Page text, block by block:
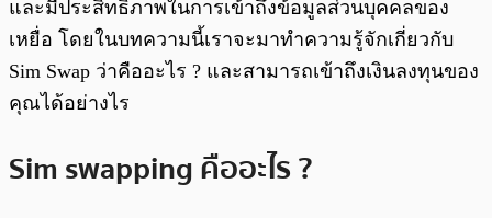
และมีประสิทธิภาพในการเข้าถึงข้อมูลส่วนบุคคลของ
เหยื่อ โดยในบทความนี้เราจะมาทำความรู้จักเกี่ยวกับ
Sim Swap ว่าคืออะไร ? และสามารถเข้าถึงเงินลงทุนของ
คุณได้อย่างไร
Sim swapping คืออะไร ?